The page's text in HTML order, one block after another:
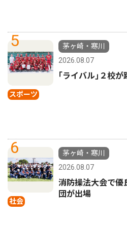
5
スポーツ
茅ヶ崎・寒川
2026.08.07
｢ライバル｣２校
6
社会
茅ヶ崎・寒川
2026.08.07
消防操法大会で
団が出場